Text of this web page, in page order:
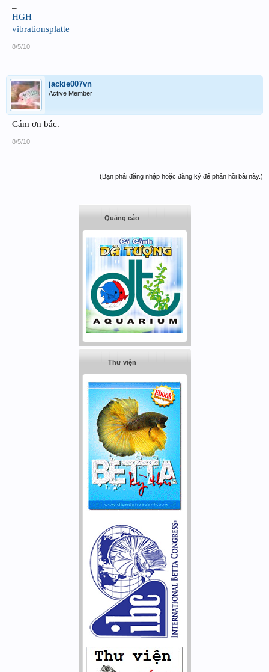
HGH
vibrationsplatte
8/5/10
jackie007vn
Active Member
Cám ơn bác.
8/5/10
(Bạn phải đăng nhập hoặc đăng ký để phản hồi bài này.)
Quảng cáo
Thư viện